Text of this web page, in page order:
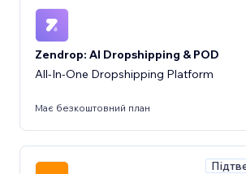
Zendrop: AI Dropshipping & POD
All-In-One Dropshipping Platform
Має безкоштовний план